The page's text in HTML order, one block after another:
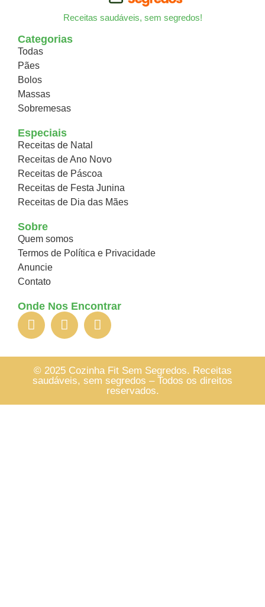
Receitas saudáveis, sem segredos!
Categorias
Todas
Pães
Bolos
Massas
Sobremesas
Especiais
Receitas de Natal
Receitas de Ano Novo
Receitas de Páscoa
Receitas de Festa Junina
Receitas de Dia das Mães
Sobre
Quem somos
Termos de Política e Privacidade
Anuncie
Contato
Onde Nos Encontrar
© 2025 Cozinha Fit Sem Segredos. Receitas
saudáveis, sem segredos – Todos os direitos
reservados.